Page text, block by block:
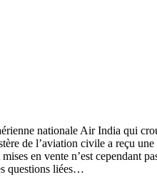
nationale Air India qui
de l’aviation civile a reçu
en vente n’est cependant
questions liées…